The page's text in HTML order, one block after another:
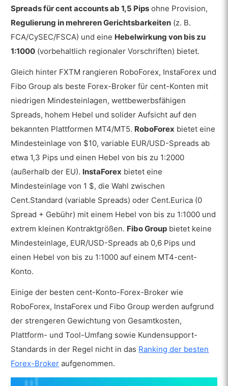
Spreads für cent accounts ab 1,5 Pips ohne Provision,
Regulierung in mehreren Gerichtsbarkeiten (z. B.
FCA/CySEC/FSCA) und eine Hebelwirkung von bis zu
1:1000 (vorbehaltlich regionaler Vorschriften) bietet.
Gleich hinter FXTM rangieren RoboForex, InstaForex und
Fibo Group als beste Forex-Broker für cent-Konten mit
niedrigen Mindesteinlagen, wettbewerbsfähigen
Spreads, hohem Hebel und solider Aufsicht auf den
bekannten Plattformen MT4/MT5. RoboForex bietet eine
Mindesteinlage von $10, variable EUR/USD-Spreads ab
etwa 1,3 Pips und einen Hebel von bis zu 1:2000
(außerhalb der EU). InstaForex bietet eine
Mindesteinlage von 1 $, die Wahl zwischen
Cent.Standard (variable Spreads) oder Cent.Eurica (0
Spread + Gebühr) mit einem Hebel von bis zu 1:1000 und
extrem kleinen Kontraktgrößen. Fibo Group bietet keine
Mindesteinlage, EUR/USD-Spreads ab 0,6 Pips und
einen Hebel von bis zu 1:1000 auf einem MT4-cent-
Konto.
Einige der besten cent-Konto-Forex-Broker wie
RoboForex, InstaForex und Fibo Group werden aufgrund
der strengeren Gewichtung von Gesamtkosten,
Plattform- und Tool-Umfang sowie Kundensupport-
Standards in der Regel nicht in das Ranking der besten
Forex-Broker aufgenommen.